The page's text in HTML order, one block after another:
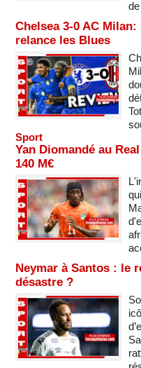
Chelsea 3-0 AC
relance les Blues
Sport
Yan Diomandé au
140 M€
Neymar à Santos : le
désastre ?